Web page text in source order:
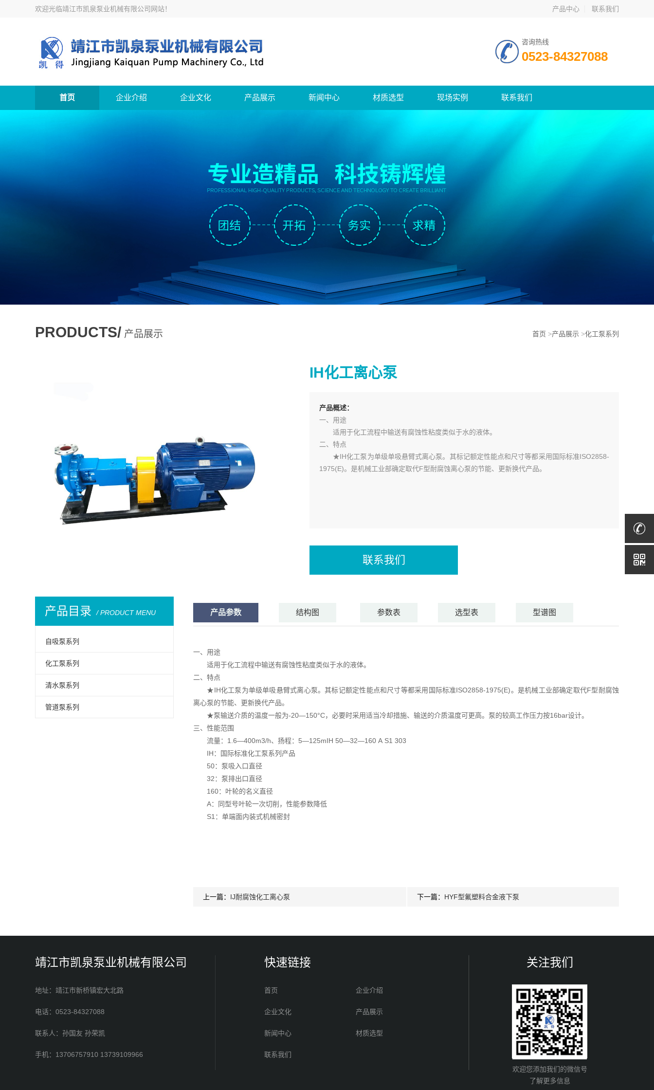
欢迎光临靖江市凯泉泵业机械有限公司网站！ 产品中心 联系我们
咨询热线
0523-84327088
首页 企业介绍 企业文化 产品展示 新闻中心 材质选型 现场实例 联系我们
PRODUCTS/ 产品展示 首页 >产品展示 >化工泵系列
IH化工离心泵
产品概述：
一、用途
适用于化工流程中输送有腐蚀性粘度类似于水的液体。
二、特点
★IH化工泵为单级单吸悬臂式离心泵。其标记额定性能点和尺寸等都采用国际标准ISO2858-
1975(E)。是机械工业部确定取代F型耐腐蚀离心泵的节能、更新换代产品。
联系我们
产品目录 / PRODUCT MENU
自吸泵系列
化工泵系列
清水泵系列
管道泵系列
产品参数 结构图 参数表 选型表 型谱图
一、用途
适用于化工流程中输送有腐蚀性粘度类似于水的液体。
二、特点
★IH化工泵为单级单吸悬臂式离心泵。其标记额定性能点和尺寸等都采用国际标准ISO2858-1975(E)。是机械工业部确定取代F型耐腐蚀
离心泵的节能、更新换代产品。
★泵输送介质的温度一般为-20—150°C，必要时采用适当冷却措施、输送的介质温度可更高。泵的较高工作压力按16bar设计。
三、性能范围
流量：1.6—400m3/h、扬程：5—125mIH 50—32—160 A S1 303
IH：国际标准化工泵系列产品
50：泵吸入口直径
32：泵排出口直径
160：叶轮的名义直径
A：同型号叶轮一次切削，性能参数降低
S1：单端面内装式机械密封
上一篇： IJ耐腐蚀化工离心泵 下一篇： HYF型氟塑料合金液下泵
靖江市凯泉泵业机械有限公司
地址：靖江市新桥镇宏大北路
电话：0523-84327088
联系人：孙国友 孙荣凯
手机：13706757910 13739109966
快速链接
首页 企业介绍
企业文化 产品展示
新闻中心 材质选型
联系我们
关注我们
欢迎您添加我们的微信号
了解更多信息